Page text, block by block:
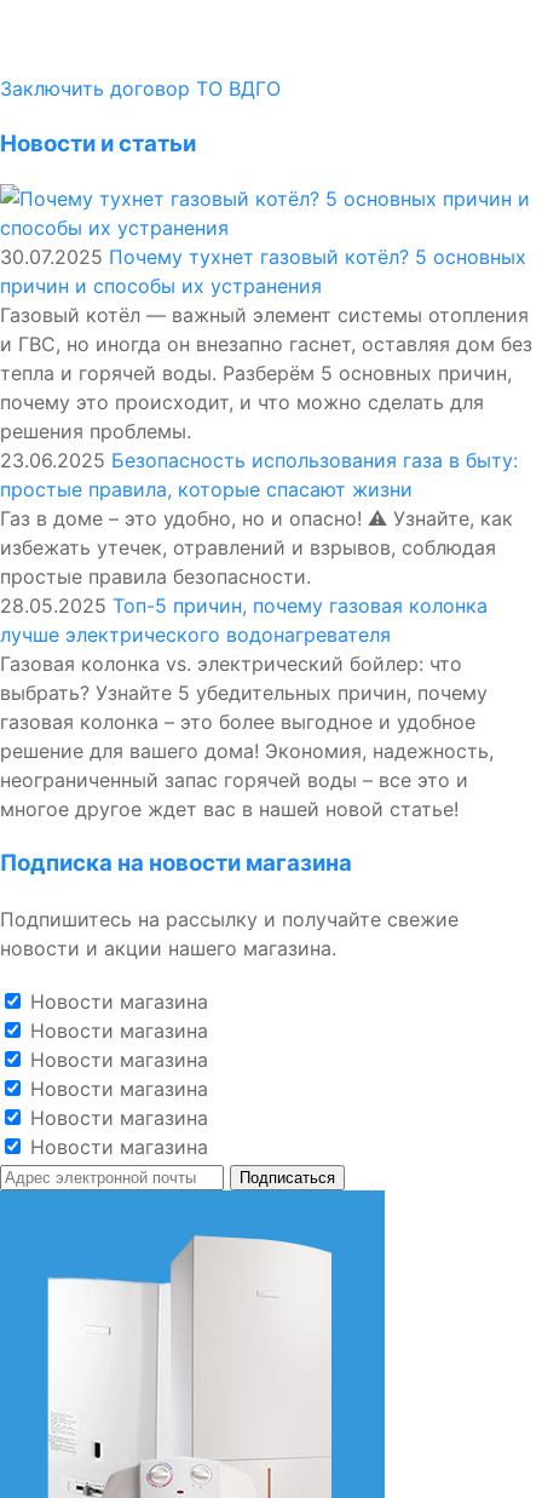
Заключить договор ТО ВДГО
Новости и статьи
30.07.2025 Почему тухнет газовый котёл? 5 основных
причин и способы их устранения
Газовый котёл — важный элемент системы отопления
и ГВС, но иногда он внезапно гаснет, оставляя дом без
тепла и горячей воды. Разберём 5 основных причин,
почему это происходит, и что можно сделать для
решения проблемы.
23.06.2025 Безопасность использования газа в быту:
простые правила, которые спасают жизни
Газ в доме – это удобно, но и опасно! ⚠️ Узнайте, как
избежать утечек, отравлений и взрывов, соблюдая
простые правила безопасности.
28.05.2025 Топ-5 причин, почему газовая колонка
лучше электрического водонагревателя
Газовая колонка vs. электрический бойлер: что
выбрать? Узнайте 5 убедительных причин, почему
газовая колонка – это более выгодное и удобное
решение для вашего дома! Экономия, надежность,
неограниченный запас горячей воды – все это и
многое другое ждет вас в нашей новой статье!
Подписка на новости магазина
Подпишитесь на рассылку и получайте свежие
новости и акции нашего магазина.
Новости магазина
Новости магазина
Новости магазина
Новости магазина
Новости магазина
Новости магазина